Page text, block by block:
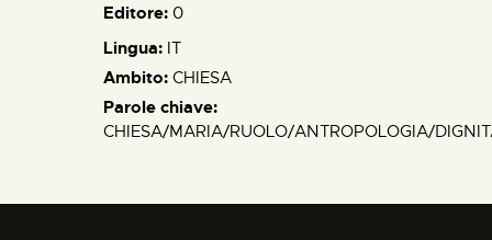
Editore: 0
Lingua: IT
Ambito: CHIESA
Parole chiave:
CHIESA/MARIA/RUOLO/ANTROPOLOGIA/